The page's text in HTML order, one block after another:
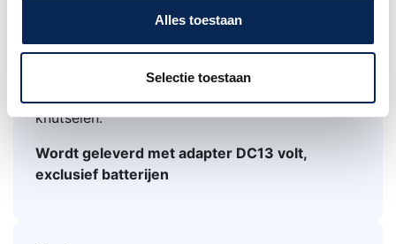
Alles toestaan
Selectie toestaan
gebruiken voor het opnemen van “loops” van je
signalen. Je “loops” kunnen tot 40 seconden
lang zijn, zodat je wel heel indrukwekkende
knutselen.
Wordt geleverd met adapter DC13 volt,
exclusief batterijen